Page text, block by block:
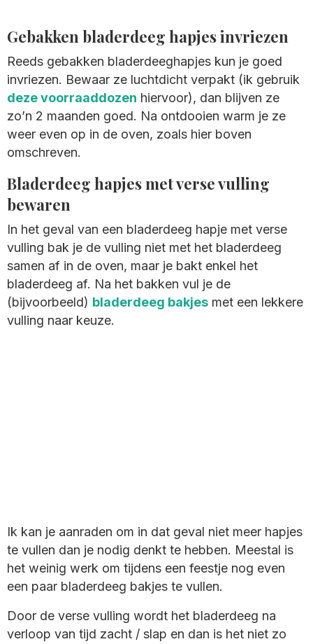
Gebakken bladerdeeg hapjes invriezen
Reeds gebakken bladerdeeghapjes kun je goed
invriezen. Bewaar ze luchtdicht verpakt (ik gebruik
deze voorraaddozen hiervoor), dan blijven ze
zo’n 2 maanden goed. Na ontdooien warm je ze
weer even op in de oven, zoals hier boven
omschreven.
Bladerdeeg hapjes met verse vulling
bewaren
In het geval van een bladerdeeg hapje met verse
vulling bak je de vulling niet met het bladerdeeg
samen af in de oven, maar je bakt enkel het
bladerdeeg af. Na het bakken vul je de
(bijvoorbeeld) bladerdeeg bakjes met een lekkere
vulling naar keuze.
Ik kan je aanraden om in dat geval niet meer hapjes
te vullen dan je nodig denkt te hebben. Meestal is
het weinig werk om tijdens een feestje nog even
een paar bladerdeeg bakjes te vullen.
Door de verse vulling wordt het bladerdeeg na
verloop van tijd zacht / slap en dan is het niet zo